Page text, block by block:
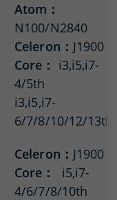
Atom：
N100/N2840
Celeron： J1900
Core： i3,i5,i7-
4/5th
i3,i5,i7-
6/7/8/10/12/13th
Celeron： J1900
Core：
i5,i7-
4/6/7/8/10th